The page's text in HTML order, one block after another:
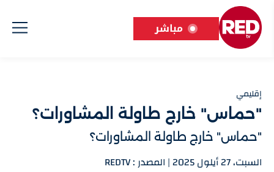
مباشر
إقليمي
"حماس" خارج طاولة المشاورات؟
"حماس" خارج طاولة المشاورات؟
السبت، 27 أيلول 2025 | المصدر : REDTV